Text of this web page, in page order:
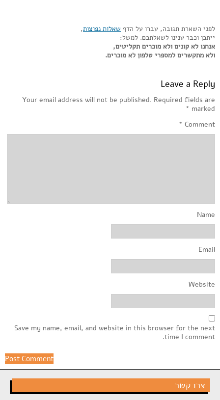
לפני השארת תגובה, עברו על הדף שאלות נפוצות,
ייתכן וכבר ענינו לשאלתכם. למשל:
אנחנו לא קונים ולא מוכרים תקליטים,
ולא מתקשרים למספרי טלפון לא מוכרים.
Leave a Reply
Your email address will not be published. Required fields are
marked
*
Comment
*
Name
Email
Website
Save my name, email, and website in this browser for the next
time I comment.
צרו קשר